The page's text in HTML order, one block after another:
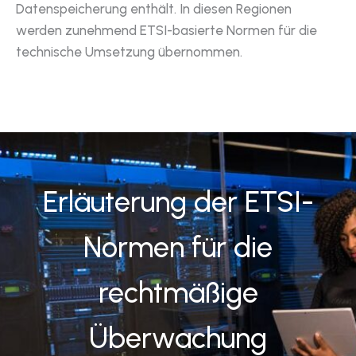
Datenspeicherung enthält. In diesen Regionen
werden zunehmend ETSI-basierte Normen für die
technische Umsetzung übernommen.
Erläuterung der ETSI-
Normen für die
rechtmäßige
Überwachung